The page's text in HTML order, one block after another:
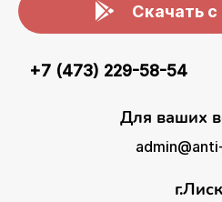
Скачать с
+7 (473) 229-58-54
Для ваших